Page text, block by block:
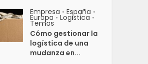
Empresa • España •
Europa • Logistica •
Temas
Cómo gestionar la
logística de una
mudanza en...